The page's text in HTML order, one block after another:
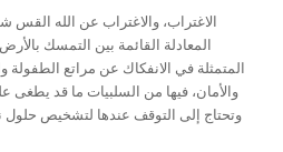
الاغتراب، والاغتراب عن الله
المعادلة القائمة بين التمسك
المتمثلة في الانفكاك عن مراتع الطفولة
والأمان، فيها من السلبيات ما قد يطغى
وتحتاج إلى التوقف عندها لتشخيص حلول